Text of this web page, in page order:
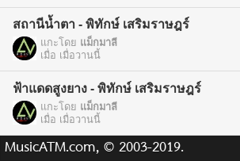
สถานีน้ำตา - พิทักษ์ เสริมราษฎร์
แกะโดย แม็กมาลี
เมื่อ เมื่อวานนี้
ฟ้าแดดสูงยาง - พิทักษ์ เสริมราษฎร์
แกะโดย แม็กมาลี
เมื่อ เมื่อวานนี้
MusicATM.com, © 2003-2019.